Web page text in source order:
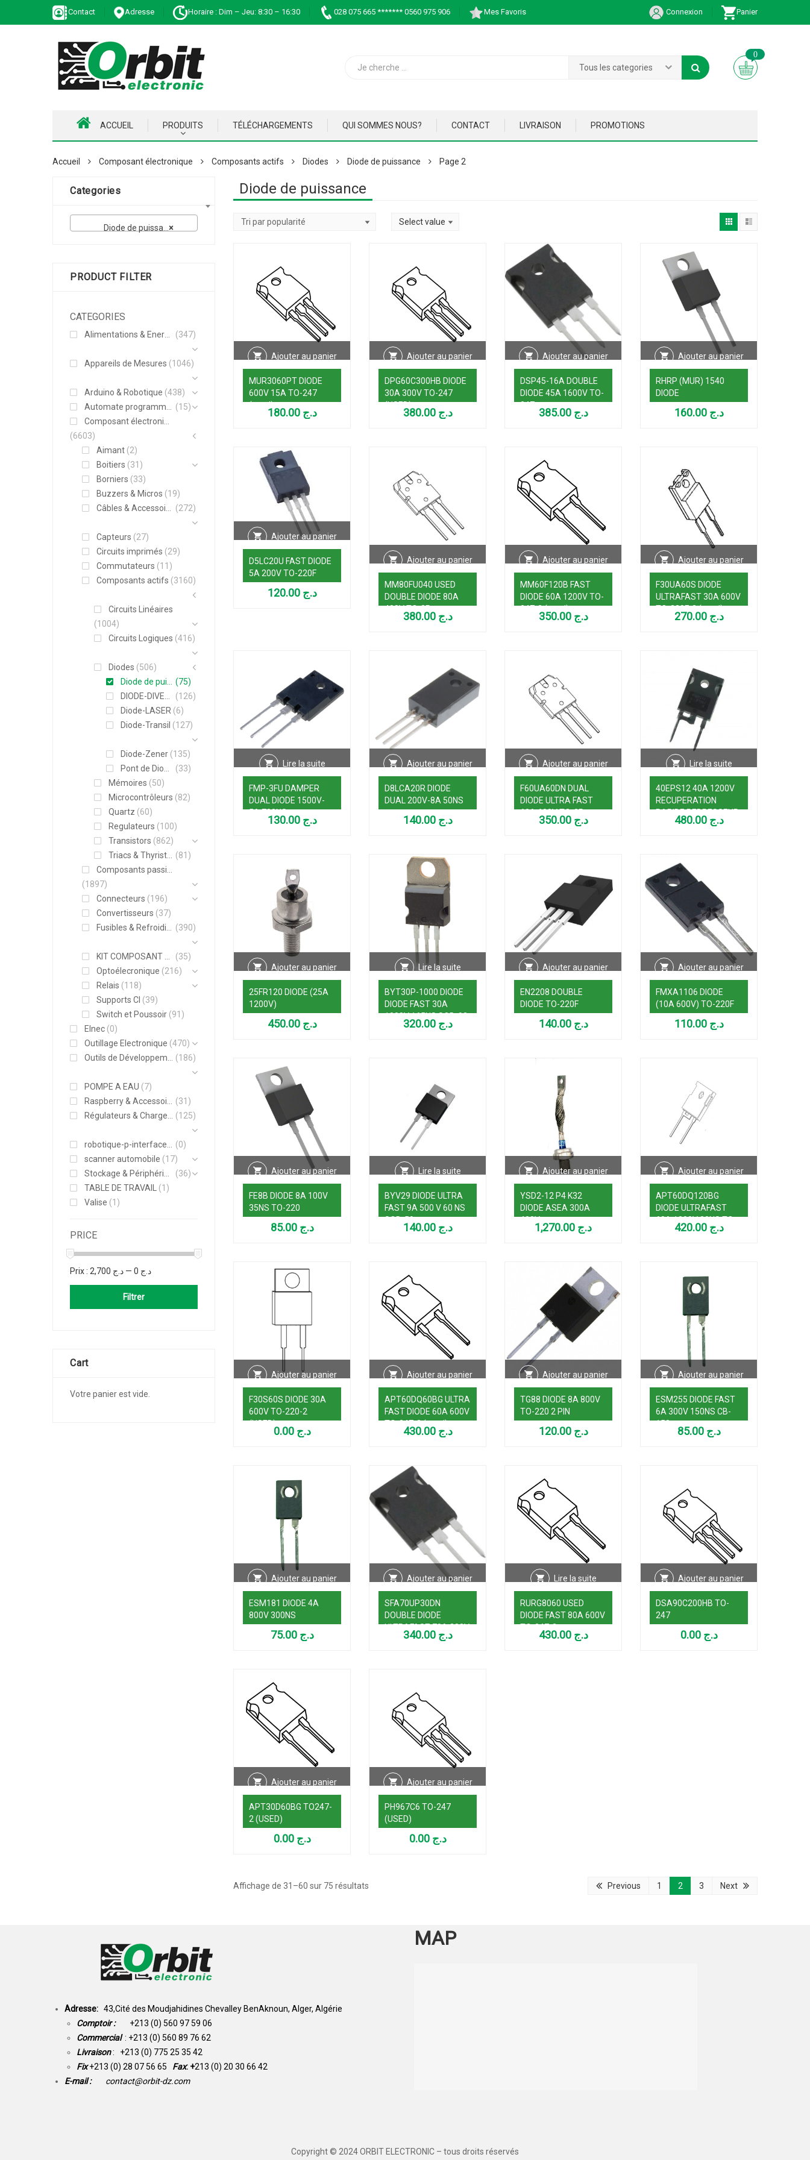
Contact Adresse Horaire : Dim – Jeu: 8:30 – 16:30 028 075 665 ******* 0560 975 906 Mes Favoris Connexion Panier
Tous les categories
0
ACCUEIL PRODUITS TÉLÉCHARGEMENTS QUI SOMMES NOUS? CONTACT LIVRAISON PROMOTIONS
Accueil Composant électronique Composants actifs Diodes Diode de puissance Page 2
Diode de puissance
Ajouter au panier
MUR3060PT DIODE
600V 15A TO-247
(used)
د.ج 180.00
Ajouter au panier
DPG60C300HB DIODE
30A 300V TO-247
(USED)
د.ج 380.00
Ajouter au panier
DSP45-16A DOUBLE
DIODE 45A 1600V TO-
247
د.ج 385.00
Ajouter au panier
RHRP (MUR) 1540
DIODE
د.ج 160.00
Ajouter au panier
D5LC20U FAST DIODE
5A 200V TO-220F
د.ج 120.00
Ajouter au panier
MM80FU040 USED
DOUBLE DIODE 80A
400V TO-3P
د.ج 380.00
Ajouter au panier
MM60F120B FAST
DIODE 60A 1200V TO-
247-2 (used)
د.ج 350.00
Ajouter au panier
F30UA60S DIODE
ULTRAFAST 30A 600V
TO-220F-2 (used)
د.ج 270.00
Lire la suite
FMP-3FU DAMPER
DUAL DIODE 1500V-
5A 700NS
د.ج 130.00
Ajouter au panier
D8LCA20R DIODE
DUAL 200V-8A 50NS
د.ج 140.00
Ajouter au panier
F60UA60DN DUAL
DIODE ULTRA FAST
60A 600V TO-3P
(used)
د.ج 350.00
Lire la suite
40EPS12 40A 1200V
RECUPERATION
RAPIDE REDRESSEUR
DIODE TO-247 د.ج 480.00
Ajouter au panier
25FR120 DIODE (25A
1200V)
د.ج 450.00
Lire la suite
BYT30P-1000 DIODE
DIODE FAST 30A
1000V 165NS SOD-93
د.ج 320.00
Ajouter au panier
EN2208 DOUBLE
DIODE TO-220F
د.ج 140.00
Ajouter au panier
FMXA1106 DIODE
(10A 600V) TO-220F
د.ج 110.00
Ajouter au panier
FE8B DIODE 8A 100V
35NS TO-220
د.ج 85.00
Lire la suite
BYV29 DIODE ULTRA
FAST 9A 500 V 60 NS
SOD-59
د.ج 140.00
Ajouter au panier
YSD2-12 P4 K32
DIODE ASEA 300A
400V
د.ج
Ajouter au panier
APT60DQ120BG
DIODE ULTRAFAST
60A 1200V 30NS TO-
247 (USED)
د.ج 420.00
Ajouter au panier
F30S60S DIODE 30A
600V TO-220-2
(USED)
د.ج 0.00
Ajouter au panier
APT60DQ60BG ULTRA
FAST DIODE 60A 600V
TO-247-2 (used)
د.ج 430.00
Ajouter au panier
TG88 DIODE 8A 800V
TO-220 2 PIN
د.ج 120.00
Ajouter au panier
ESM255 DIODE FAST
6A 300V 150NS CB-
150
د.ج 85.00
Ajouter au panier
ESM181 DIODE 4A
800V 300NS
د.ج 75.00
Ajouter au panier
SFA70UP30DN
DOUBLE DIODE
ULTRAFAST 70A 300V
TO-247
د.ج 340.00
Lire la suite
RURG8060 USED
DIODE FAST 80A 600V
TO-247-2
د.ج 430.00
Ajouter au panier
DSA90C200HB TO-
247
د.ج 0.00
Ajouter au panier
APT30D60BG TO247-
2 (USED)
د.ج 0.00
Ajouter au panier
PH967C6 TO-247
(USED)
د.ج 0.00
Affichage de 31–60 sur 75 résultats Previous 1 2 3 Next
Categories
×
Diode de puissance
PRODUCT FILTER
CATEGORIES
Alimentations & Energie (347)
Appareils de Mesures (1046)
Arduino & Robotique (438)
Automate programmable
(15)
Composant électronique
(6603)
Aimant (2)
Boitiers (31)
Borniers (33)
Buzzers & Micros (19)
Câbles & Accessoires
(272)
Capteurs (27)
Circuits imprimés (29)
Commutateurs (11)
Composants actifs (3160)
Circuits Linéaires
(1004)
Circuits Logiques (416)
Diodes (506)
Diode de puissance
(75)
DIODE-DIVERS
(126)
Diode-LASER (6)
Diode-Transil (127)
Diode-Zener (135)
Pont de Diodes
(33)
Mémoires (50)
Microcontrôleurs (82)
Quartz (60)
Regulateurs (100)
Transistors (862)
Triacs & Thyristors
(81)
Composants passifs
(1897)
Connecteurs (196)
Convertisseurs (37)
Fusibles & Refroidisseurs
(390)
KIT COMPOSANT ELECTRONIQUE
(35)
Optoélecronique (216)
Relais (118)
Supports CI (39)
Switch et Poussoir (91)
Elnec (0)
Outillage Electronique (470)
Outils de Développement
(186)
POMPE A EAU (7)
Raspberry & Accessoires
(31)
Régulateurs & Chargeurs
(125)
robotique-p-interface-moteurs-actionneurs
(0)
scanner automobile (17)
Stockage & Périphériques
(36)
TABLE DE TRAVAIL (1)
Valise (1)
PRICE
Filtrer
Prix : د.ج 0 — د.ج 2,700
Cart
Votre panier est vide.
Adresse: 43,Cité des Moudjahidines Chevalley BenAknoun, Alger, Algérie
Comptoir : +213 (0) 560 97 59 06
Commercial : +213 (0) 560 89 76 62
Livraison: +213 (0) 775 25 35 42
Fix +213 (0) 28 07 56 65 Fax: +213 (0) 20 30 66 42
E-mail :
contact@orbit-dz.com
MAP
Copyright © 2024 ORBIT ELECTRONIC – tous droits réservés